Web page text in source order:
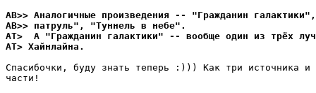
AB>> Аналогичные произведения -- "Гражданин
AB>> патруль", "Туннель в небе".
AT>  А "Гражданин галактики" -- вообще один из тpёх
AT> Хайнлайна.
Спасибочки, буду знать теперь :))) Как три источника и
части!